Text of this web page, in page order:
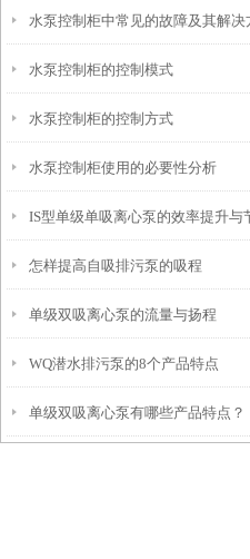
要注意哪些关键因素？
水泵控制柜中常见的故障及其解决
法有哪些？
水泵控制柜的控制模式
水泵控制柜的控制方式
水泵控制柜使用的必要性分析
IS型单级单吸离心泵的效率提升与
能技术
怎样提高自吸排污泵的吸程
单级双吸离心泵的流量与扬程
WQ潜水排污泵的8个产品特点
单级双吸离心泵有哪些产品特点？